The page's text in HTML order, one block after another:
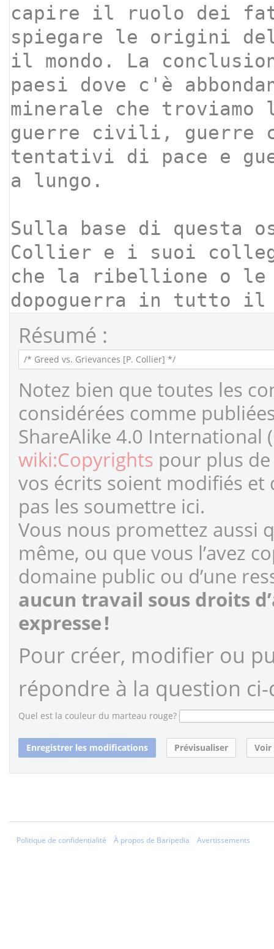
Résumé :
Notez bien que toutes les
considérées comme
ShareAlike 4.0 International
wiki:Copyrights pour plus
vos écrits soient modifiés
pas les soumettre ici.
Vous nous promettez aussi
même, ou que vous l’avez
domaine public ou d’une
aucun travail sous droits
expresse !
Pour créer, modifier ou
répondre à la question ci-
Quel est la couleur du marteau rouge?
Politique de confidentialité À propos de Baripedia Avertissements